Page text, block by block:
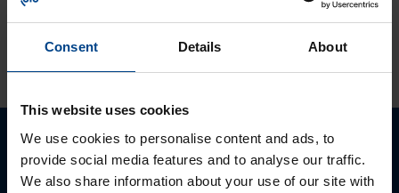
Consent Details About
This website uses cookies
We use cookies to personalise content and ads, to
provide social media features and to analyse our traffic.
We also share information about your use of our site with
KATSO LISÄÄ ARTIKKELEITA
Ota yhteyttä!